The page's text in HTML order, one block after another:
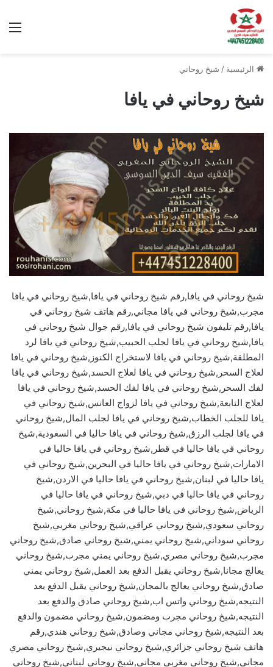
الرئيسية / شيخ روحاني
شيخ روحاني في يافا
شيخ روحاني في يافا,رقم شيخ روحاني في يافا,شيخ روحاني في يافا
مجرب,شيخ روحاني في يافا مجاني,رقم هاتف شيخ روحاني في
يافا,رقم تليفون شيخ روحاني في يافا,رقم جوال شيخ روحاني في
يافا,شيخ روحاني في يافا لجلب الحبيب,شيخ روحاني في يافا لرد
المطلقة,شيخ روحاني في يافا لاستخراج الكنوز,شيخ روحاني في يافا
لعلاج السحر,شيخ روحاني في يافا لعلاج الحسد,شيخ روحاني في يافا
لفك السحر,شيخ روحاني في يافا لفك الحسد,شيخ روحاني في يافا
لعلاج التابعة,شيخ روحاني في يافا لزواج العانس,شيخ روحاني في
يافا للجلب الخطاب,شيخ روحاني في يافا لجلب المال,شيخ روحاني
في يافا لجلب الرزق,شيخ روحاني في يافا حاليا في السعودية,شيخ
روحاني في يافا حاليا في قطر,شيخ روحاني في يافا حاليا في
الامارات,شيخ روحاني في يافا حاليا في البحرين,شيخ روحاني في
يافا حاليا في لبنان,شيخ روحاني في يافا حاليا في الاردن,شيخ
روحاني في يافا حاليا في دبي,شيخ روحاني في يافا حاليا في
الرياض,شيخ روحاني في يافا حاليا في مكة,شيخ روحاني,شيخ
روحاني سعودي,شيخ روحاني عراقي,شيخ روحاني مغربي,شيخ
روحاني سوداني,شيخ روحاني يمني,شيخ روحاني صادق,شيخ روحاني
مجرب,شيخ روحاني مصري,شيخ روحاني يمني مجرب,شيخ روحاني
يعالج مجانا,شيخ روحاني يقبل الدفع بعد العمل,شيخ روحاني يمني
صادق,شيخ روحاني يعالج بالمجان,شيخ روحاني يقبل الدفع بعد
النتيجه,شيخ روحاني واتس اب,شيخ روحاني صادق والدفع بعد
النتيجه,شيخ روحاني مجرب ومضمون,شيخ روحاني مضمون والدفع
بعد النتيجه,شيخ روحاني مجاني وصادق,شيخ روحاني هندي,رقم
هاتف شيخ روحاني جزائري,شيخ روحاني نيجيري,شيخ روحاني مصري
مجاني,شيخ روحاني مغربي مجاني,شيخ روحاني لبناني,شيخ روحاني